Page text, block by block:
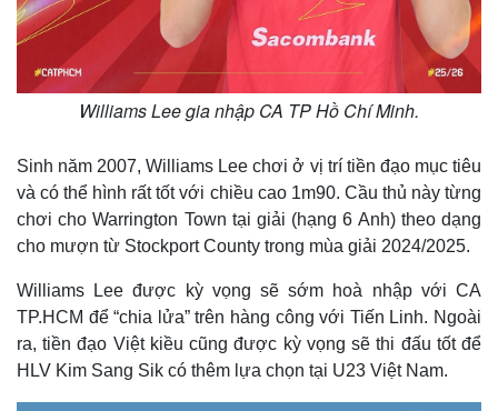
Williams Lee gia nhập CA TP Hồ Chí Minh.
Sinh năm 2007, Williams Lee chơi ở vị trí tiền đạo mục tiêu
và có thể hình rất tốt với chiều cao 1m90. Cầu thủ này từng
chơi cho Warrington Town tại giải (hạng 6 Anh) theo dạng
cho mượn từ Stockport County trong mùa giải 2024/2025.
Williams Lee được kỳ vọng sẽ sớm hoà nhập với CA
TP.HCM để “chia lửa” trên hàng công với Tiến Linh. Ngoài
ra, tiền đạo Việt kiều cũng được kỳ vọng sẽ thi đấu tốt để
HLV Kim Sang Sik có thêm lựa chọn tại U23 Việt Nam.